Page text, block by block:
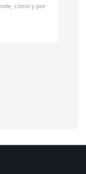
cómo y por